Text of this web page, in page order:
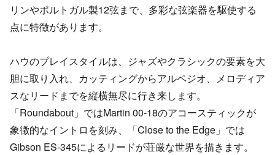
リンやポルトガル製12弦まで、多彩な弦楽器を駆使する
点に特徴があります。
ハウのプレイスタイルは、ジャズやクラシックの要素を大
胆に取り入れ、カッティングからアルペジオ、メロディア
スなリードまでを縦横無尽に行き来します。
「Roundabout」ではMartin 00-18のアコースティックが
象徴的なイントロを刻み、「Close to the Edge」では
Gibson ES-345によるリードが荘厳な世界を描きます。